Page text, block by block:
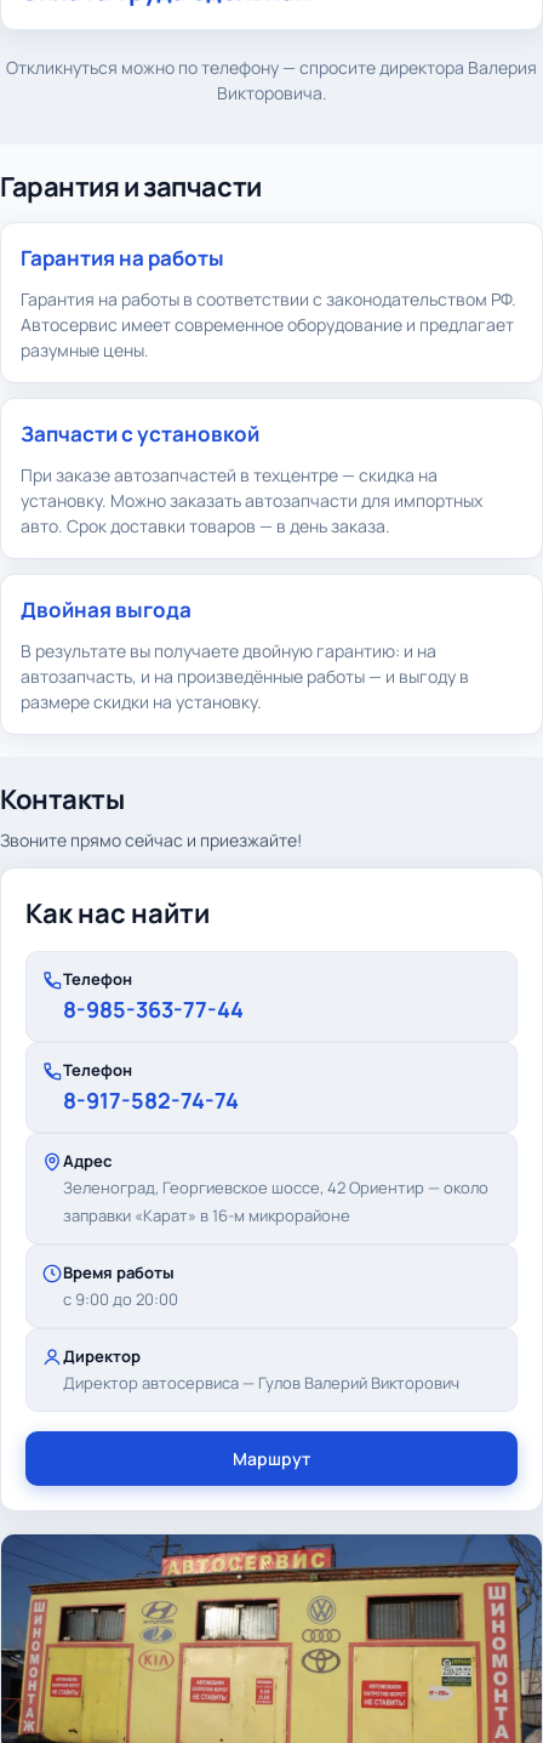
Откликнуться можно по телефону — спросите директора Валерия
Викторовича.
Гарантия и запчасти
Гарантия на работы
Гарантия на работы в соответствии с законодательством РФ.
Автосервис имеет современное оборудование и предлагает
разумные цены.
Запчасти с установкой
При заказе автозапчастей в техцентре — скидка на
установку. Можно заказать автозапчасти для импортных
авто. Срок доставки товаров — в день заказа.
Двойная выгода
В результате вы получаете двойную гарантию: и на
автозапчасть, и на произведённые работы — и выгоду в
размере скидки на установку.
Контакты
Звоните прямо сейчас и приезжайте!
Как нас найти
Телефон
8-985-363-77-44
Телефон
8-917-582-74-74
Адрес
Зеленоград, Георгиевское шоссе, 42Ориентир — около
заправки «Карат» в 16-м микрорайоне
Время работы
с 9:00 до 20:00
Директор
Директор автосервиса — Гулов Валерий Викторович
Маршрут